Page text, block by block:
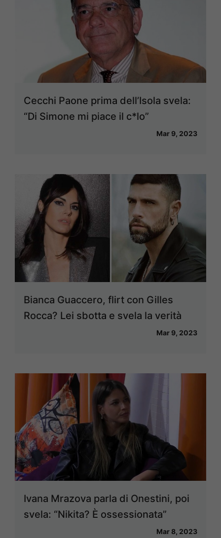
Cecchi Paone prima dell’Isola svela:
“Di Simone mi piace il c*lo”
Mar 9, 2023
Bianca Guaccero, flirt con Gilles
Rocca? Lei sbotta e svela la verità
Mar 9, 2023
Ivana Mrazova parla di Onestini, poi
svela: “Nikita? È ossessionata”
Mar 8, 2023